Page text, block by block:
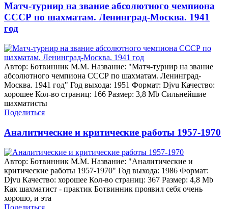
Матч-турнир на звание абсолютного чемпиона
СССР по шахматам. Ленинград-Москва. 1941
год
Автор: Ботвинник М.М. Название: "Матч-турнир на звание
абсолютного чемпиона СССР по шахматам. Ленинград-
Москва. 1941 год" Год выхода: 1951 Формат: Djvu Качество:
хорошее Кол-во страниц: 166 Размер: 3,8 Mb Сильнейшие
шахматисты
Поделиться
Аналитические и критические работы 1957-1970
Автор: Ботвинник М.М. Название: "Аналитические и
критические работы 1957-1970" Год выхода: 1986 Формат:
Djvu Качество: хорошее Кол-во страниц: 367 Размер: 4,8 Mb
Как шахматист - практик Ботвинник проявил себя очень
хорошо, и эта
Поделиться